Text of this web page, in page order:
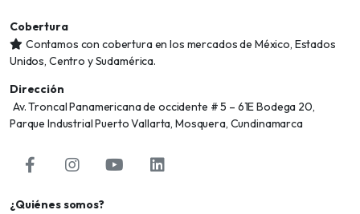
Cobertura
Contamos con cobertura en los mercados de México, Estados
Unidos, Centro y Sudamérica.
Dirección
Av. Troncal Panamericana de occidente # 5 – 61E Bodega 20,
Parque Industrial Puerto Vallarta, Mosquera, Cundinamarca
¿Quiénes somos?